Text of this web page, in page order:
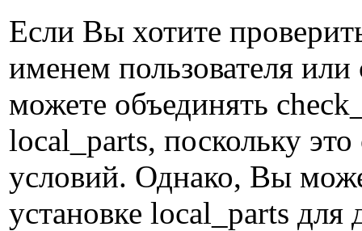
Если Вы хотите
именем пользователя
можете объединять
local_parts, поскольку
условий. Однако, Вы
установке local_parts